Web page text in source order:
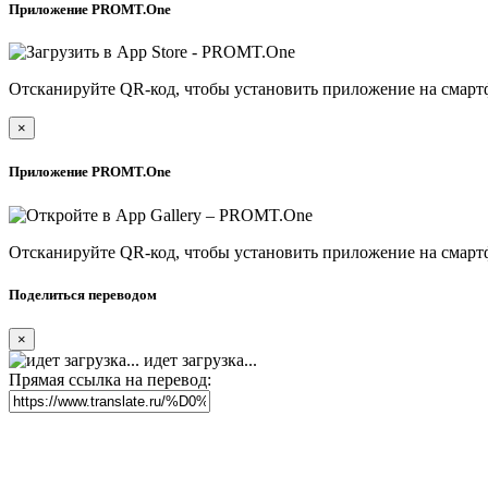
Приложение PROMT.One
Отсканируйте QR-код, чтобы установить приложение на
×
Приложение PROMT.One
Отсканируйте QR-код, чтобы установить приложение на
Поделиться переводом
×
идет загрузка...
Прямая ссылка на перевод: